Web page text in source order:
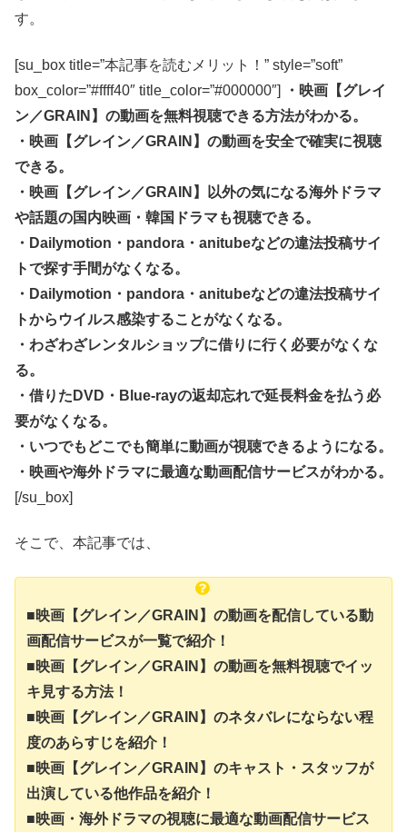
す。
[su_box title=”本記事を読むメリット！” style=”soft”
box_color=”#ffff40″ title_color=”#000000″]
・映画【グレイ
ン／GRAIN】の動画を無料視聴できる方法がわかる。
・映画【グレイン／GRAIN】の動画を安全で確実に視聴
できる。
・映画【グレイン／GRAIN】以外の気になる海外ドラマ
や話題の国内映画・韓国ドラマも視聴できる。
・Dailymotion・pandora・anitubeなどの違法投稿サイ
トで探す手間がなくなる。
・Dailymotion・pandora・anitubeなどの違法投稿サイ
トからウイルス感染することがなくなる。
・わざわざレンタルショップに借りに行く必要がなくな
る。
・借りたDVD・Blue-rayの返却忘れで延長料金を払う必
要がなくなる。
・いつでもどこでも簡単に動画が視聴できるようになる。
・映画や海外ドラマに最適な動画配信サービスがわかる。
[/su_box]
そこで、本記事では、
■映画【グレイン／GRAIN】の動画を配信している動
画配信サービスが一覧で紹介！
■映画【グレイン／GRAIN】の動画を無料視聴でイッ
キ見する方法！
■映画【グレイン／GRAIN】のネタバレにならない程
度のあらすじを紹介！
■映画【グレイン／GRAIN】のキャスト・スタッフが
出演している他作品を紹介！
■映画・海外ドラマの視聴に最適な動画配信サービス